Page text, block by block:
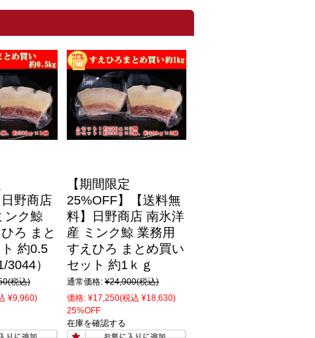
野商店
ンク鯨
ろ まと
約0.5
3044）
(税込)
¥9,960)
【期間限定
25%OFF】【送料無
料】日野商店 南氷洋
産 ミンク鯨 業務用
すえひろ まとめ買い
セット 約1ｋｇ
通常価格: ¥24,900(税込)
価格: ¥17,250(税込 ¥18,630)
25%OFF
在庫を確認する